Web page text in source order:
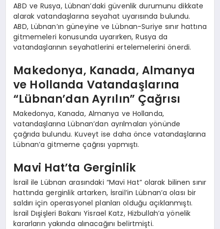
ABD ve Rusya, Lübnan’daki güvenlik durumunu dikkate
alarak vatandaşlarına seyahat uyarısında bulundu.
ABD, Lübnan’ın güneyine ve Lübnan-Suriye sınır hattına
gitmemeleri konusunda uyarırken, Rusya da
vatandaşlarının seyahatlerini ertelemelerini önerdi.
Makedonya, Kanada, Almanya
ve Hollanda Vatandaşlarına
“Lübnan’dan Ayrılın” Çağrısı
Makedonya, Kanada, Almanya ve Hollanda,
vatandaşlarına Lübnan’dan ayrılmaları yönünde
çağrıda bulundu. Kuveyt ise daha önce vatandaşlarına
Lübnan’a gitmeme çağrısı yapmıştı.
Mavi Hat’ta Gerginlik
İsrail ile Lübnan arasındaki “Mavi Hat” olarak bilinen sınır
hattında gerginlik artarken, İsrail’in Lübnan’a olası bir
saldırı için operasyonel planları olduğu açıklanmıştı.
İsrail Dışişleri Bakanı Yisrael Katz, Hizbullah’a yönelik
kararların yakında alınacağını belirtmişti.